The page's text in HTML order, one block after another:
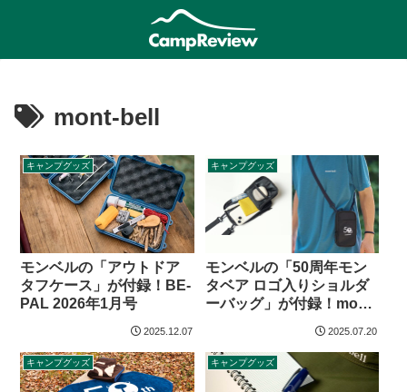
mont-bell
キャンプグッズ
モンベルの「アウトドア
タフケース」が付録！BE-
PAL 2026年1月号
2025.12.07
キャンプグッズ
モンベルの「50周年モン
タベア ロゴ入りショルダ
ーバッグ」が付録！mont-
2025.07.20
キャンプグッズ キャンプグッズ